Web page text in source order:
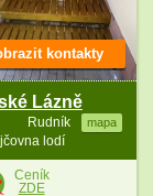
Lázně
Rudník mapa
lodí
kontakty
Ceník
ZDE